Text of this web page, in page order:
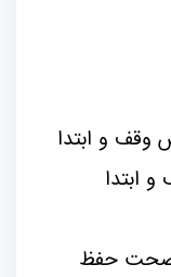
وقف و ابتدا
ابتدا
صحت حفظ